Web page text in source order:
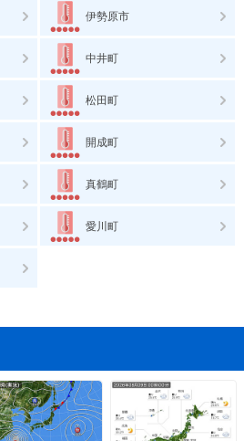
伊勢原市
中井町
松田町
開成町
真鶴町
愛川町